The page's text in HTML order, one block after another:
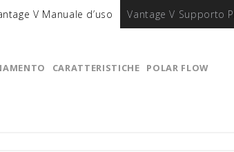
V Manuale d’uso Vantage V Supporto
CARATTERISTICHE POLAR FLOW